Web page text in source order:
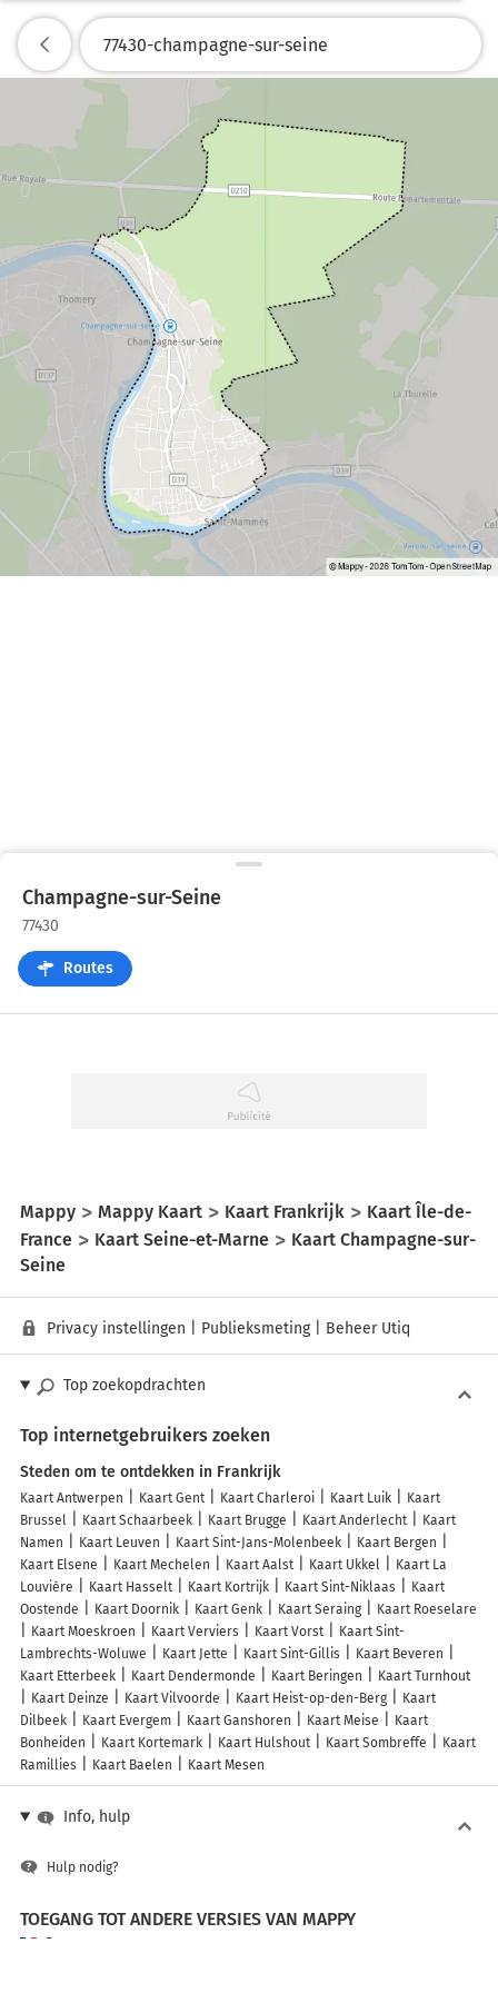
Champagne-sur-Seine
77430
Routes
Mappy Mappy Kaart Kaart Frankrijk
Kaart Île-de-
France
Kaart Seine-et-Marne
Kaart Champagne-sur-
Seine
Privacy instellingen Publieksmeting| Beheer Utiq
Top zoekopdrachten
Top internetgebruikers zoeken
Steden om te ontdekken in Frankrijk
Kaart Antwerpen Kaart Gent Kaart Charleroi Kaart Luik
Kaart
Brussel
Kaart Schaarbeek Kaart Brugge Kaart Anderlecht
Kaart
Namen
Kaart Leuven Kaart Sint-Jans-Molenbeek
Kaart Bergen
Kaart Elsene
Kaart Mechelen Kaart Aalst Kaart Ukkel
Kaart La
Louvière
Kaart Hasselt Kaart Kortrijk Kaart Sint-Niklaas
Kaart
Oostende
Kaart Doornik Kaart Genk Kaart Seraing
Kaart Roeselare
Kaart Moeskroen
Kaart Verviers Kaart Vorst
Kaart Sint-
Lambrechts-Woluwe
Kaart Jette Kaart Sint-Gillis
Kaart Beveren
Kaart Etterbeek
Kaart Dendermonde Kaart Beringen
Kaart Turnhout
Kaart Deinze
Kaart Vilvoorde Kaart Heist-op-den-Berg
Kaart
Dilbeek
Kaart Evergem Kaart Ganshoren Kaart Meise
Kaart
Bonheiden
Kaart Kortemark Kaart Hulshout Kaart Sombreffe
Kaart
Ramillies
Kaart Baelen Kaart Mesen
Info, hulp
Hulp nodig?
TOEGANG TOT ANDERE VERSIES VAN MAPPY
France